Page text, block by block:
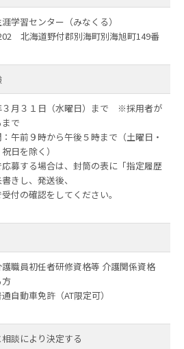
学習センター（みなくる）
北海道野付郡別海町別海旭町149番
３月３１日（水曜日）まで ※採用者が
で
午前９時から午後５時まで（土曜日・
日を除く）
募する場合は、封筒の表に「指定履歴
きし、発送後、
付の確認をしてください。
護職員初任者研修資格等 介護関係資格
通自動車免許（AT限定可）
談により決定する